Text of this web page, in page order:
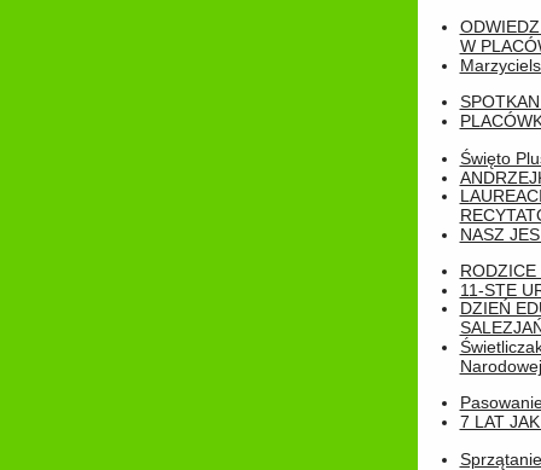
W
Święto
NASZ
RODZICE
11-STE
DZIEŃ
Narodowej
7 LAT